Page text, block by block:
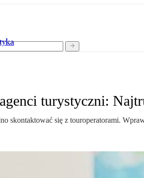
turystyczni:
skontaktować się z touroperatorami.